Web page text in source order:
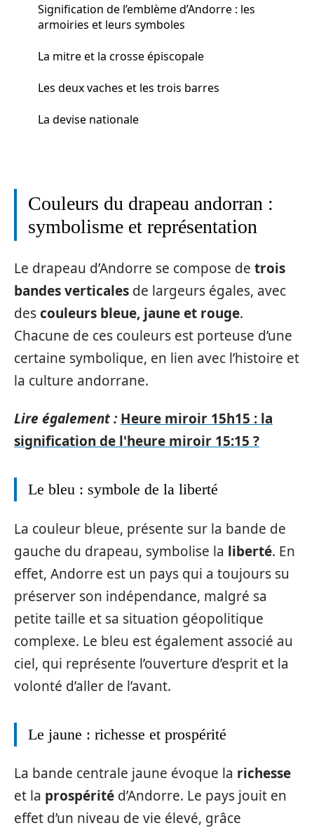
Signification de l’emblème d’Andorre : les
armoiries et leurs symboles
La mitre et la crosse épiscopale
Les deux vaches et les trois barres
La devise nationale
Couleurs du drapeau andorran :
symbolisme et représentation
Le drapeau d’Andorre se compose de trois
bandes verticales de largeurs égales, avec
descouleurs bleue, jaune et rouge.
Chacune de ces couleurs est porteuse d’une
certaine symbolique, en lien avec l’histoire et
la culture andorrane.
Lire également : Heure miroir 15h15 : la
signification de l'heure miroir 15:15 ?
Le bleu : symbole de la liberté
La couleur bleue, présente sur la bande de
gauche du drapeau, symbolise la liberté. En
effet, Andorre est un pays qui a toujours su
préserver son indépendance, malgré sa
petite taille et sa situation géopolitique
complexe. Le bleu est également associé au
ciel, qui représente l’ouverture d’esprit et la
volonté d’aller de l’avant.
Le jaune : richesse et prospérité
La bande centrale jaune évoque la richesse
et la prospérité d’Andorre. Le pays jouit en
effet d’un niveau de vie élevé, grâce